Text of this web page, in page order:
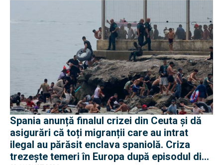
Spania anunță finalul crizei din Ceuta și dă
asigurări că toți migranții care au intrat
ilegal au părăsit enclava spaniolă. Criza
trezește temeri în Europa după episodul din